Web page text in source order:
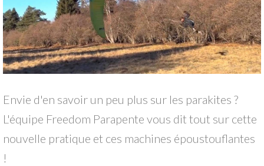
Envie d'en savoir un peu plus sur les parakites ?
L'équipe Freedom Parapente vous dit tout sur cette
nouvelle pratique et ces machines époustouflantes
!